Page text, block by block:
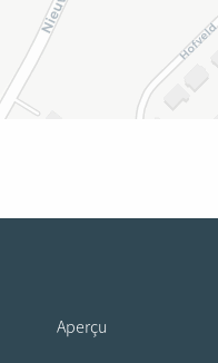
Aperçu